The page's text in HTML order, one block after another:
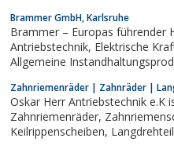
Brammer GmbH, Karlsruhe
Brammer – Europas führender
Antriebstechnik, Elektrische Kraftübertragung, Pneumatik und
Allgemeine
Zahnriemenräder | Zahnräder |
Oskar Herr Antriebstechnik e.K
Zahnriemenräder, Zahnriemenscheiben, Zahnräder,
Keilrippenscheiben, Langdrehteilen, CNC Dreh- und Frästeilen in